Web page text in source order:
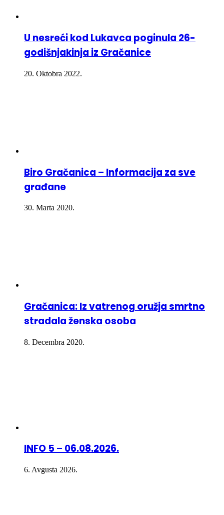
U nesreći kod Lukavca poginula 26-
godišnjakinja iz Gračanice
20. Oktobra 2022.
Biro Gračanica – Informacija za sve
građane
30. Marta 2020.
Gračanica: Iz vatrenog oružja smrtno
stradala ženska osoba
8. Decembra 2020.
INFO 5 – 06.08.2026.
6. Avgusta 2026.